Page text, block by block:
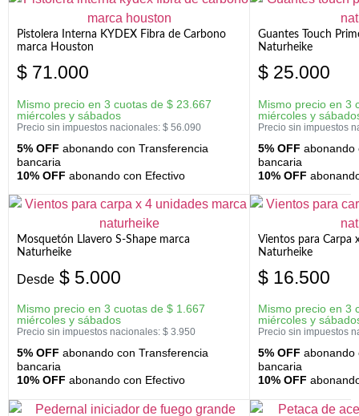
Pistolera Interna KYDEX Fibra de Carbono
marca Houston
$ 71.000
Mismo precio en 3 cuotas de $ 23.667
miércoles y sábados
Precio sin impuestos nacionales: $ 56.090
5% OFF abonando con Transferencia
bancaria
10% OFF abonando con Efectivo
Guantes Touch
Naturheike
$ 25.000
Mismo precio en 3
miércoles y
Precio sin impuestos
5% OFF abonando
bancaria
10% OFF
Mosquetón Llavero S-Shape marca
Naturheike
Desde $ 5.000
Mismo precio en 3 cuotas de $ 1.667
miércoles y sábados
Precio sin impuestos nacionales: $ 3.950
5% OFF abonando con Transferencia
bancaria
10% OFF abonando con Efectivo
Vientos para Carpa
Naturheike
$ 16.500
Mismo precio en 3
miércoles y
Precio sin impuestos
5% OFF abonando
bancaria
10% OFF